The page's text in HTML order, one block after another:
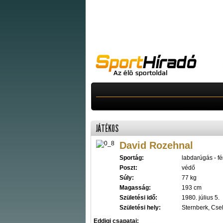
JÁTÉKOS
David Rozehnal
Sportág:
labdarúgás -
Poszt:
védő
Súly:
77 kg
Magasság:
193 cm
Születési idő:
1980. július 5.
Születési hely:
Sternberk,
Eddigi csapatai: